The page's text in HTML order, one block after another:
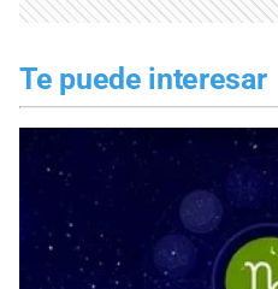
Te puede interesar